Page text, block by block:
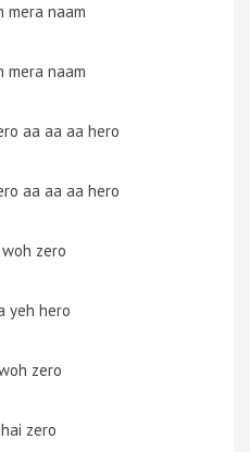
mera naam
mera naam
aa aa aa hero
aa aa aa hero
zero
yeh hero
zero
zero